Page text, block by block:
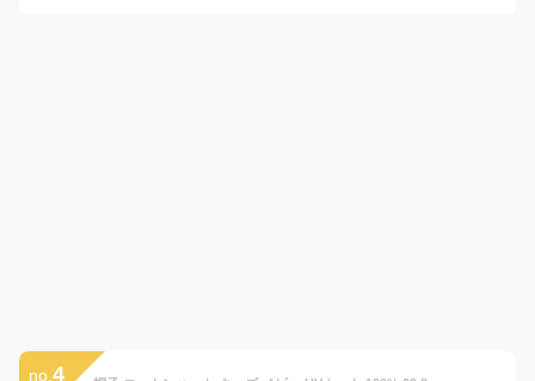
no. 4